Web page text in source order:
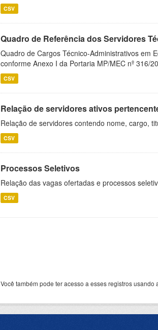
CSV
Quadro de Referência dos Servidores
Quadro de Cargos Técnico-Administrativos em
conforme Anexo I da Portaria MP/MEC nº 316/
CSV
Relação de servidores ativos
Relação de servidores contendo nome, cargo,
CSV
Processos Seletivos
Relação das vagas ofertadas e processos
CSV
Você também pode ter acesso a esses registros usando